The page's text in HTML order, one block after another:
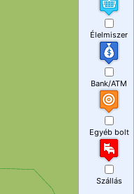
Élelmiszer
Bank/ATM
Egyéb bolt
Szállás